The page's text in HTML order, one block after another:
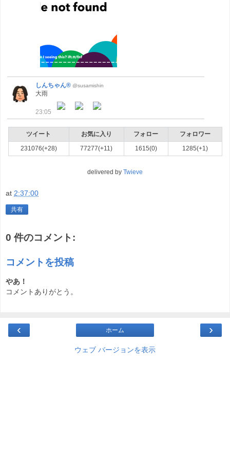
しんちゃん® @susamishin
大雨
23:05
ツイート お気に入り フォロー
フォロワー
231076(+28)
77277(+11) 1615(0) 1285(+1)
delivered by Twieve
at 2:37:00
共有
0 件のコメント:
コメントを投稿
やあ！
コメントありがとう。
‹ ›
ホーム
ウェブ バージョンを表示